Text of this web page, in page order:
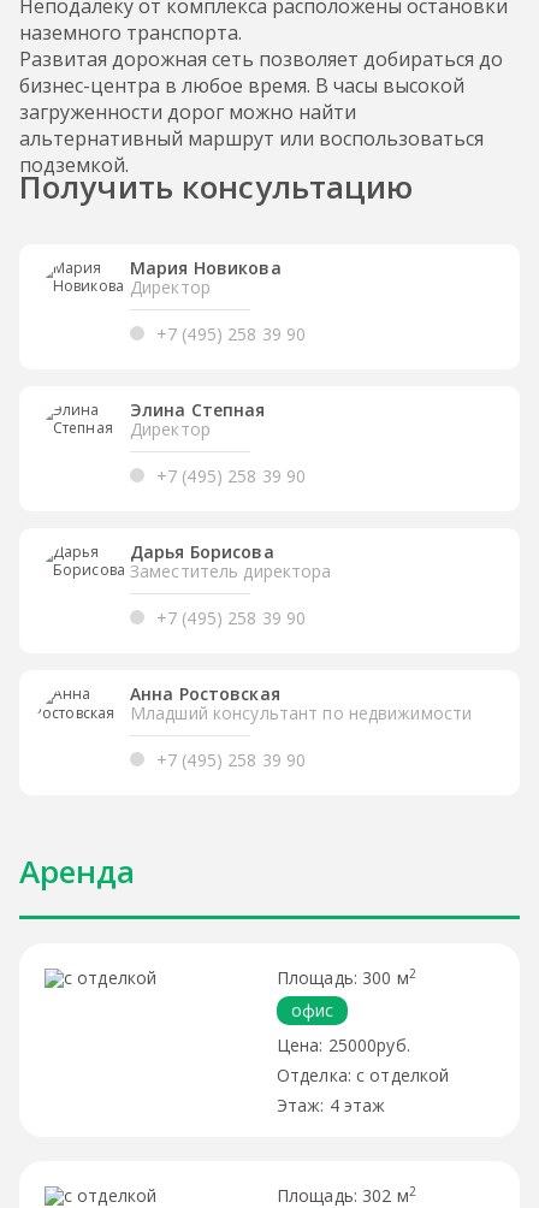
Неподалеку от комплекса расположены остановки
наземного транспорта.
Развитая дорожная сеть позволяет добираться до
бизнес-центра в любое время. В часы высокой
загруженности дорог можно найти
альтернативный маршрут или воспользоваться
подземкой.
Получить консультацию
Мария Новикова
Директор
+7 (495) 258 39 90
Элина Степная
Директор
+7 (495) 258 39 90
Дарья Борисова
Заместитель директора
+7 (495) 258 39 90
Анна Ростовская
Младший консультант по недвижимости
+7 (495) 258 39 90
Аренда
300 м2
офис
25000руб.
с отделкой
4 этаж
302 м2